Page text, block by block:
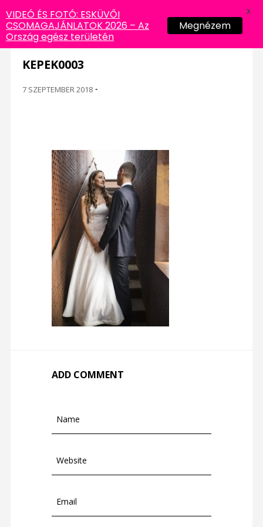
KEPEK0003
7 SZEPTEMBER 2018 -
ADD COMMENT
VIDEÓ ÉS FOTÓ: ESKÜVŐI
CSOMAGAJÁNLATOK 2026 – Az
Ország egész területén
Megnézem
X